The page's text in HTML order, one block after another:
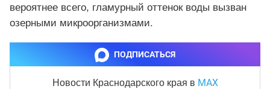
вероятнее всего, гламурный оттенок воды вызван
озерными микроорганизмами.
ПОДПИСАТЬСЯ
Новости Краснодарского края в MAX